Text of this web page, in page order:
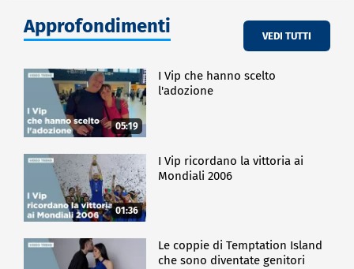
Approfondimenti VEDI TUTTI
05:19
I Vip che hanno scelto
l'adozione
01:36
I Vip ricordano la vittoria ai
Mondiali 2006
Le coppie di Temptation Island
che sono diventate genitori